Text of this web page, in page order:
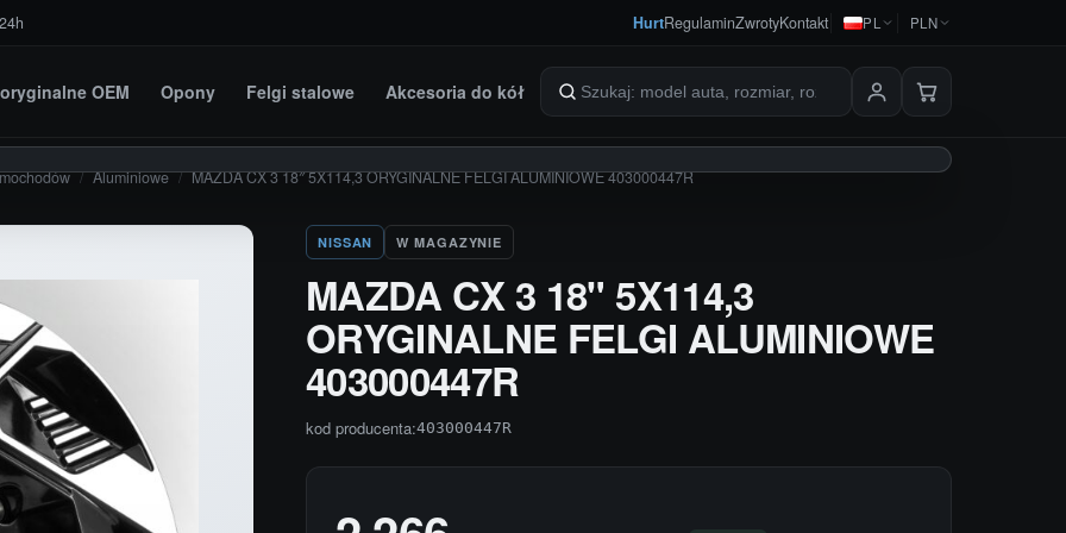
HurtRegulaminZwrotyKontakt PL PLN
OEM Opony Felgi stalowe Akcesoria do kół Szukaj produktów
/ Aluminiowe / MAZDA CX 3 18″ 5X114,3 ORYGINALNE FELGI ALUMINIOWE 403000447R
NISSAN W MAGAZYNIE
MAZDA CX 3 18" 5X114,3
ORYGINALNE FELGI ALUMINIOWE
403000447R
kod producenta:403000447R